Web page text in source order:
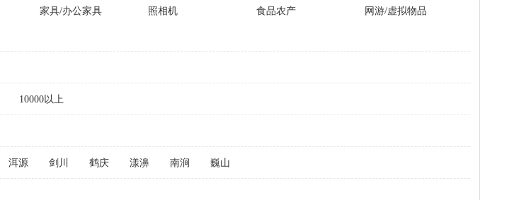
家具/办公家具 照相机 食品农产 网游/虚拟物品
10000以上
洱源 剑川 鹤庆 漾濞 南涧 巍山